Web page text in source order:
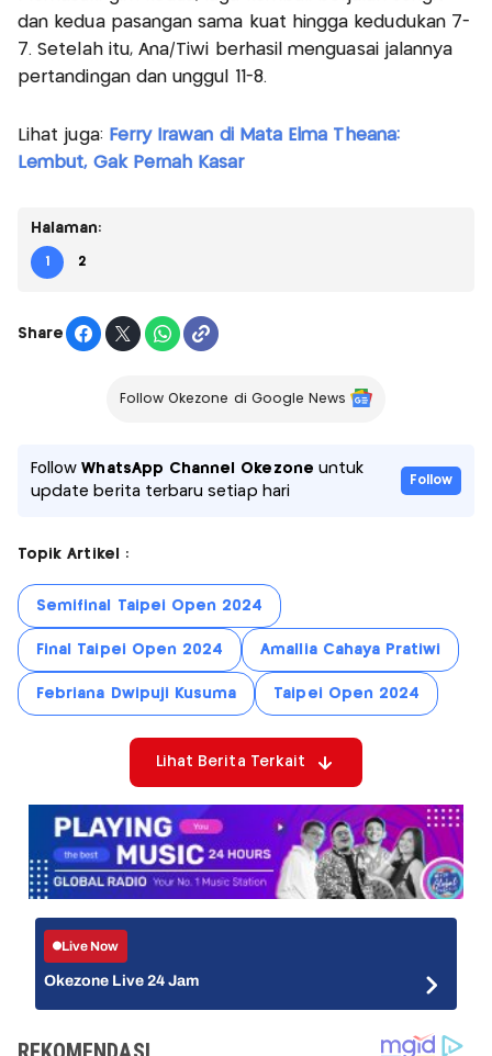
dan kedua pasangan sama kuat hingga kedudukan 7-
7. Setelah itu, Ana/Tiwi berhasil menguasai jalannya
pertandingan dan unggul 11-8.
Lihat juga: Ferry Irawan di Mata Elma Theana:
Lembut, Gak Pernah Kasar
Halaman:
1 2
Share
Follow Okezone di Google News
FollowWhatsApp Channel Okezone untuk
update berita terbaru setiap hari
Follow
Topik Artikel :
Semifinal Taipei Open 2024
Final Taipei Open 2024 Amallia Cahaya Pratiwi
Febriana Dwipuji Kusuma Taipei Open 2024
Lihat Berita Terkait
Live Now
Okezone Live 24 Jam